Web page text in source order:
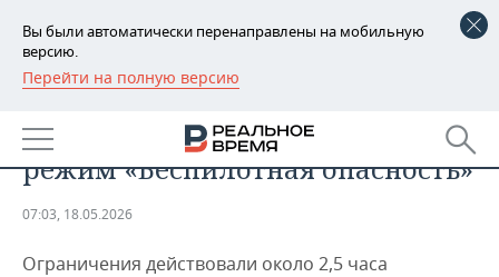
Вы были автоматически перенаправлены на мобильную
версию.
Перейти на полную версию
РЕГИОНЫ
БАШКОРТОСТАН
ТАТАРСТАН
НОВОСТИ
АНАЛИТИКА
В Татарстане ночью вводили
режим «Беспилотная опасность»
07:03, 18.05.2026
Ограничения действовали около 2,5 часа